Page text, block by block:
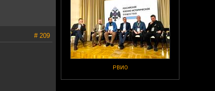
РВИО
# 209